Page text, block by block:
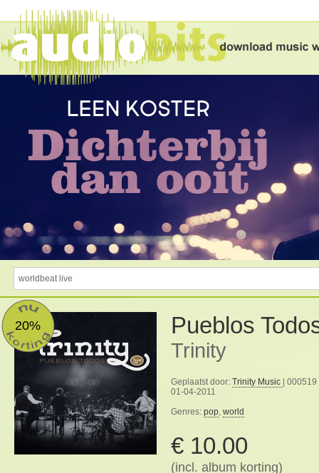
20% Pueblos
Trinity
Geplaatst door: Trinity Music
|
01-04-2011
Genres: pop, world
€ 10.00
(incl. album korting)